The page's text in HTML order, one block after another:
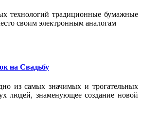
технологий традиционные бумажные
своим электронным аналогам
на Свадьбу
из самых значимых и трогательных
людей, знаменующее создание новой